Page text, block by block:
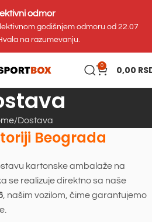
odmor
godišnjem odmoru od 22.07
na razumevanju.
0 0,00
Dostava
Beograda
kartonske ambalaže na
se realizuje direktno sa naše
, našim vozilom, čime garantujemo